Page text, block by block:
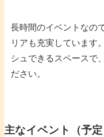
長時間のイベントなの
リアも充実しています
シュできるスペースで
ださい。
主なイベント（予定